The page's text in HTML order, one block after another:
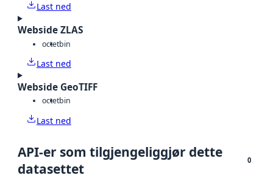
Last ned
Webside ZLAS
octetbin
Last ned
Webside GeoTIFF
octetbin
Last ned
API-er som tilgjengeliggjør dette
datasettet
0